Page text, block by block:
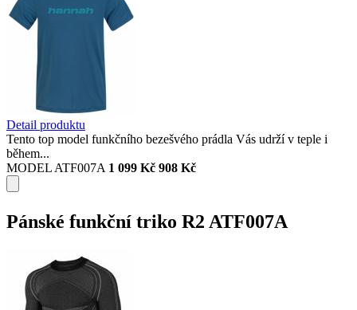
Detail produktu
Tento top model funkčního bezešvého prádla Vás udrží v teple i
během...
MODEL ATF007A 1 099 Kč 908 Kč
Pánské funkční triko R2 ATF007A